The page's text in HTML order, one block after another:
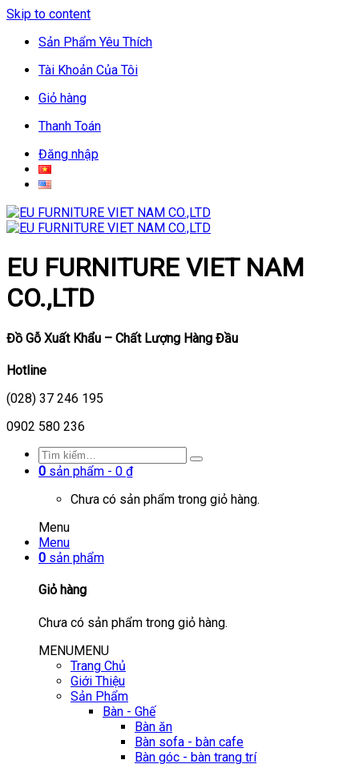
Skip to content
Sản Phẩm Yêu Thích
Tài Khoản Của Tôi
Giỏ hàng
Thanh Toán
Đăng nhập
EU FURNITURE VIET NAM
CO.,LTD
Đồ Gỗ Xuất Khẩu – Chất Lượng Hàng Đầu
Hotline
(028) 37 246 195
0902 580 236
0 sản phẩm - 0 ₫
Chưa có sản phẩm trong giỏ hàng.
Menu
Menu
0 sản phẩm
Giỏ hàng
Chưa có sản phẩm trong giỏ hàng.
MENUMENU
Trang Chủ
Giới Thiệu
Sản Phẩm
Bàn - Ghế
Bàn ăn
Bàn sofa - bàn cafe
Bàn góc - bàn trang trí